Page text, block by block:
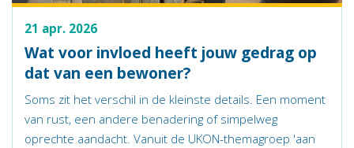
21 apr. 2026
Wat voor invloed heeft jouw gedrag op
dat van een bewoner?
Soms zit het verschil in de kleinste details. Een moment
van rust, een andere benadering of simpelweg
oprechte aandacht. Vanuit de UKON-themagroep 'aan